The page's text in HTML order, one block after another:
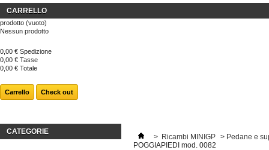
CARRELLO
prodotto (vuoto)
Nessun prodotto
0,00 € Spedizione
0,00 € Tasse
0,00 € Totale
Carrello Check out
CATEGORIE
> Ricambi MINIGP > Pedane e
POGGIAPIEDI mod. 0082